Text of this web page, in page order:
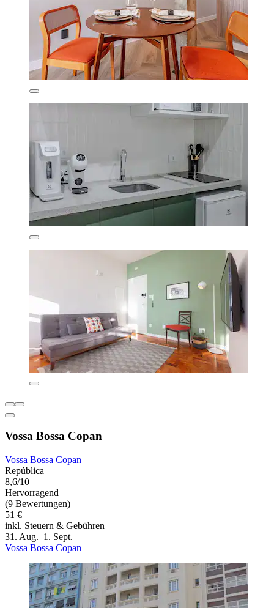
Vossa Bossa Copan
Vossa Bossa Copan
República
8,6/10
Hervorragend
(9 Bewertungen)
51 €
inkl. Steuern & Gebühren
31. Aug.–1. Sept.
Vossa Bossa Copan